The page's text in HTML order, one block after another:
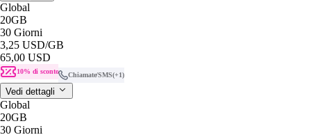
Global
20GB
30 Giorni
3,25 USD/GB
65,00 USD
10% di sconto Chiamate/SMS(+1)
Vedi dettagli
Global
20GB
30 Giorni